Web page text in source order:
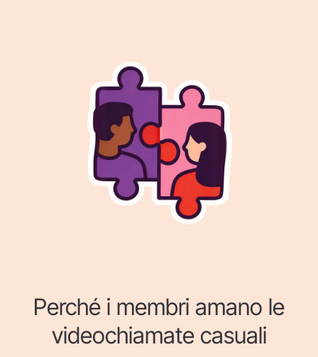
Perché i membri amano le
videochiamate casuali